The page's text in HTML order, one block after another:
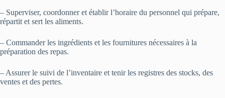
– Superviser, coordonner et établir l’horaire du personnel qui prépare,
répartit et sert les aliments.
– Commander les ingrédients et les fournitures nécessaires à la
préparation des repas.
– Assurer le suivi de l’inventaire et tenir les registres des stocks, des
ventes et des pertes.